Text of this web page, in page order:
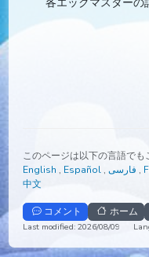
エックオペディ
このページは以下の言語
English,Español,